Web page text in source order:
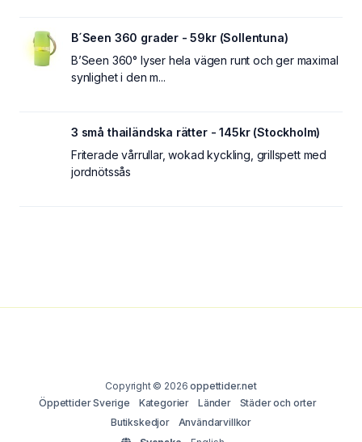
B´Seen 360 grader - 59kr (Sollentuna)
B’Seen 360° lyser hela vägen runt och ger maximal
synlighet i den m...
3 små thailändska rätter - 145kr (Stockholm)
Friterade vårrullar, wokad kyckling, grillspett med
jordnötssås
Copyright © 2026oppettider.net
Öppettider Sverige
Kategorier Länder
Städer och orter
Butikskedjor
Användarvillkor